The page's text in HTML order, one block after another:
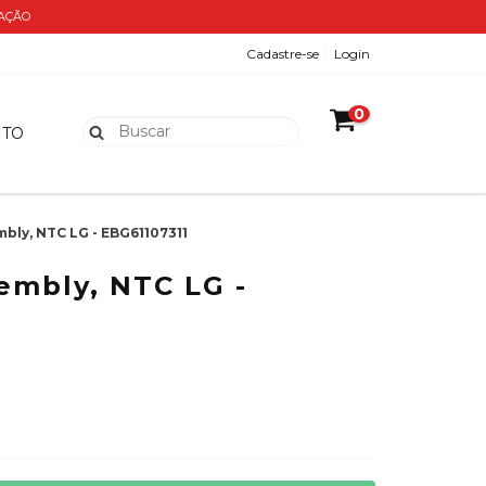
Cadastre-se Login
0
NTC LG - EBG61107311
NTC LG -